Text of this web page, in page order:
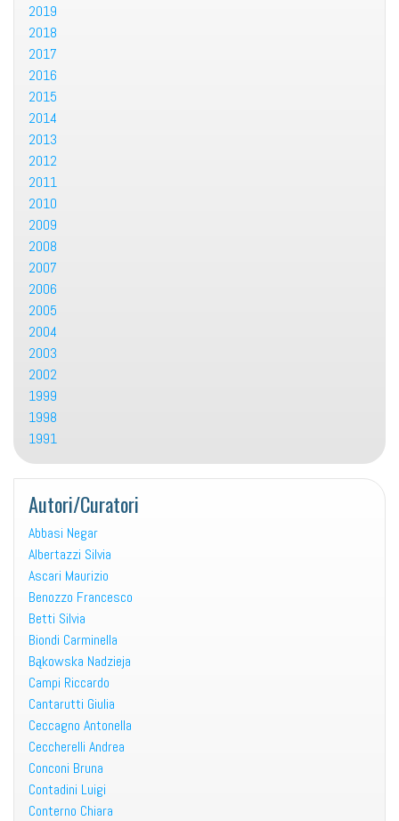
2019
2018
2017
2016
2015
2014
2013
2012
2011
2010
2009
2008
2007
2006
2005
2004
2003
2002
1999
1998
1991
Autori/Curatori
Abbasi Negar
Albertazzi Silvia
Ascari Maurizio
Benozzo Francesco
Betti Silvia
Biondi Carminella
Bąkowska Nadzieja
Campi Riccardo
Cantarutti Giulia
Ceccagno Antonella
Ceccherelli Andrea
Conconi Bruna
Contadini Luigi
Conterno Chiara